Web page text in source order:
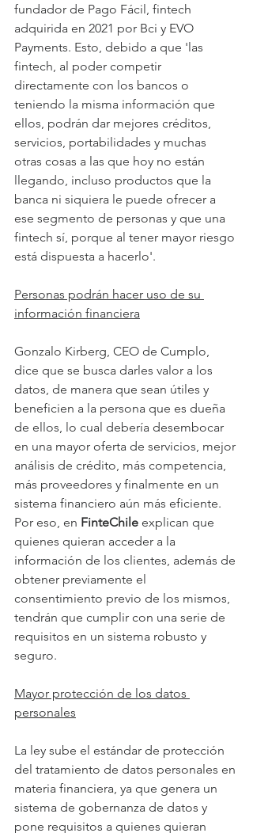
fundador de Pago Fácil, fintech
adquirida en 2021 por Bci y EVO
Payments. Esto, debido a que 'las
fintech, al poder competir
directamente con los bancos o
teniendo la misma información que
ellos, podrán dar mejores créditos,
servicios, portabilidades y muchas
otras cosas a las que hoy no están
llegando, incluso productos que la
banca ni siquiera le puede ofrecer a
ese segmento de personas y que una
fintech sí, porque al tener mayor riesgo
está dispuesta a hacerlo'.
Personas podrán hacer uso de su
información financiera
Gonzalo Kirberg, CEO de Cumplo,
dice que se busca darles valor a los
datos, de manera que sean útiles y
beneficien a la persona que es dueña
de ellos, lo cual debería desembocar
en una mayor oferta de servicios, mejor
análisis de crédito, más competencia,
más proveedores y finalmente en un
sistema financiero aún más eficiente.
Por eso, en FinteChile explican que
quienes quieran acceder a la
información de los clientes, además de
obtener previamente el
consentimiento previo de los mismos,
tendrán que cumplir con una serie de
requisitos en un sistema robusto y
seguro.
Mayor protección de los datos
personales
La ley sube el estándar de protección
del tratamiento de datos personales en
materia financiera, ya que genera un
sistema de gobernanza de datos y
pone requisitos a quienes quieran